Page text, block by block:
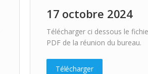
17 octobre 2024
Télécharger ci dessous le
PDF de la réunion du bureau.
Télécharger